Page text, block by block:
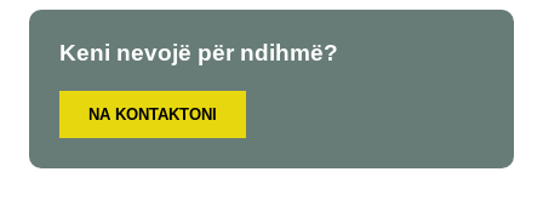
Keni nevojë për ndihmë?
NA KONTAKTONI